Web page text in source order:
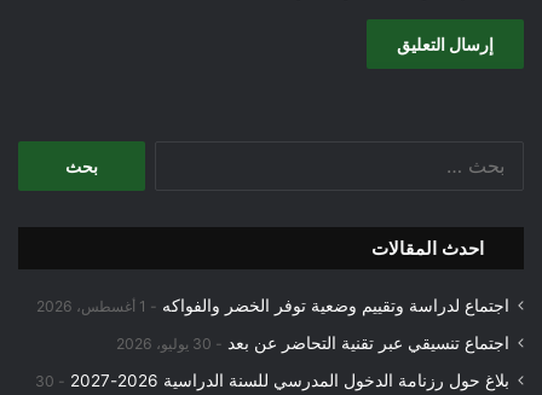
احدث المقالات
اجتماع لدراسة وتقييم وضعية توفر الخضر والفواكه 1 أغسطس، 2026
اجتماع تنسيقي عبر تقنية التحاضر عن بعد 30 يوليو، 2026
بلاغ حول رزنامة الدخول المدرسي للسنة الدراسية 2026-2027
30